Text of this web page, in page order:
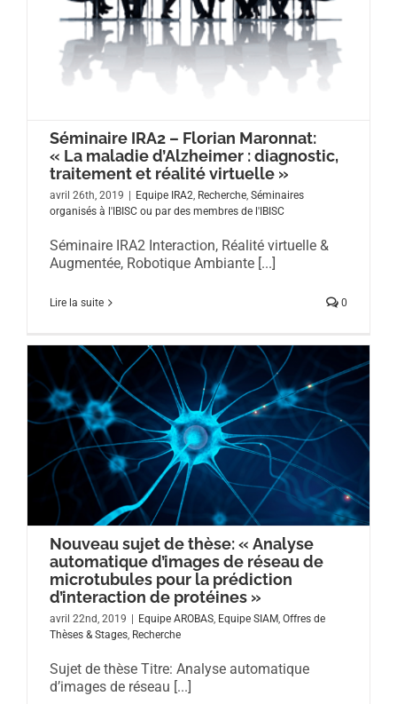
Séminaire IRA2 – Florian Maronnat:
« La maladie d’Alzheimer : diagnostic,
traitement et réalité virtuelle »
avril 26th, 2019 Equipe IRA2, Recherche, Séminaires
organisés à l'IBISC ou par des membres de l'IBISC
Séminaire IRA2 Interaction, Réalité virtuelle &
Augmentée, Robotique Ambiante [...]
Lire la suite 0
Nouveau sujet de thèse: « Analyse
automatique d’images de réseau de
microtubules pour la prédiction
d’interaction de protéines »
avril 22nd, 2019 | Equipe AROBAS Equipe SIAM Offres de
Thèses & Stages Recherche
Sujet de thèse Titre: Analyse automatique
d’images de réseau [...]